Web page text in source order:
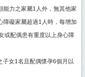
能力之家屬1人外，無其他家
障礙家屬超過1人時，每增加
或配偶患有重度以上身心障
女1名且配偶懷孕6個月以